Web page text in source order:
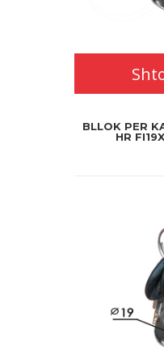
BLLOK PER
HR